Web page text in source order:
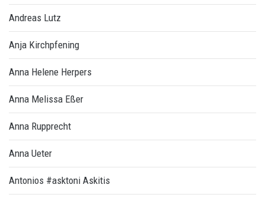
Andreas Lutz
Anja Kirchpfening
Anna Helene Herpers
Anna Melissa Eßer
Anna Rupprecht
Anna Ueter
Antonios #asktoni Askitis